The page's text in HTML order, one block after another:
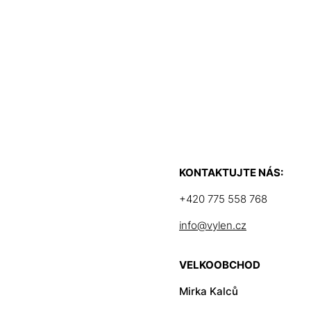
KONTAKTUJTE NÁS:
+420 775 558 768
info@vylen.cz
VELKOOBCHOD
Mirka Kalců